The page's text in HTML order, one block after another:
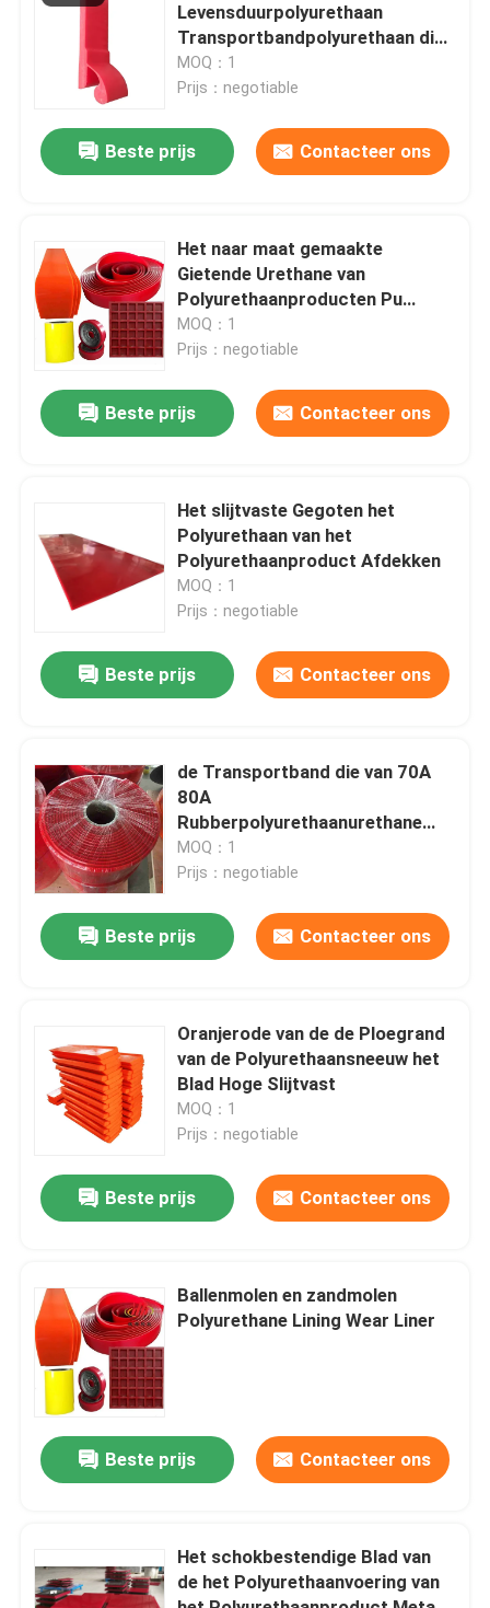
Producten
Videos
Over ons
Kwaliteitscontrole
Contacteer ons
nieuws
Alumina Ceramische Voering
Levensduurpolyurethaan
Transportbandpolyurethaan die
30m in Broodje begrenzen
MOQ：1
Prijs：negotiable
Beste prijs Contacteer ons
Het naar maat gemaakte
Gietende Urethane van
Polyurethaanproducten Pu
Materiaal van de Hellingsvoering
MOQ：1
Prijs：negotiable
Beste prijs Contacteer ons
Het slijtvaste Gegoten het
Polyurethaan van het
Polyurethaanproduct Afdekken
MOQ：1
Prijs：negotiable
Beste prijs Contacteer ons
de Transportband die van 70A
80A
Rubberpolyurethaanurethane
Skirtboard begrenzen
MOQ：1
Prijs：negotiable
Beste prijs Contacteer ons
Oranjerode van de de Ploegrand
van de Polyurethaansneeuw het
Blad Hoge Slijtvast
MOQ：1
Prijs：negotiable
Beste prijs Contacteer ons
Ballenmolen en zandmolen
Polyurethane Lining Wear Liner
Beste prijs Contacteer ons
Het schokbestendige Blad van
de het Polyurethaanvoering van